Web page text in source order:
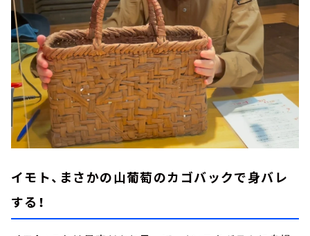
イモト、まさかの山葡萄のカゴバックで身バレ
する！